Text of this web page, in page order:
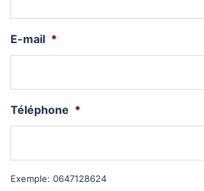
E-mail *
Téléphone *
Exemple: 0647128624